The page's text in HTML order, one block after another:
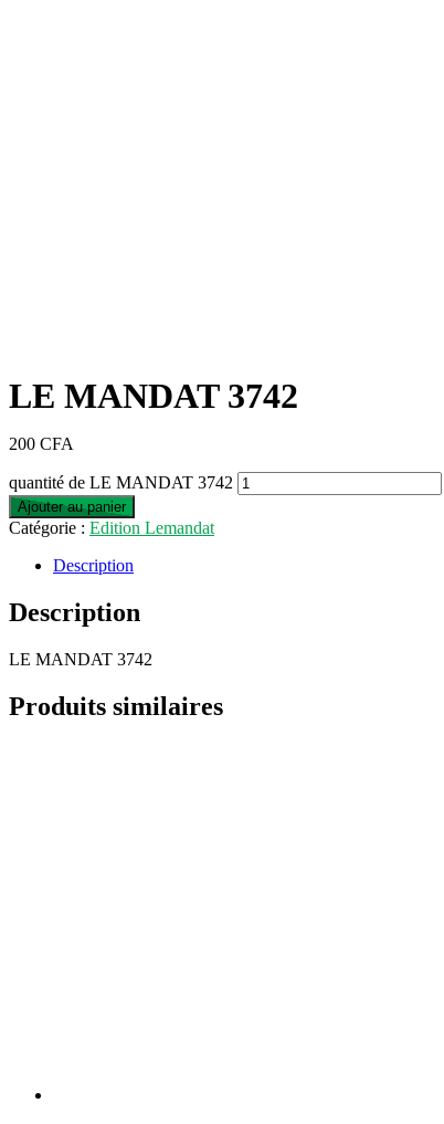
LE MANDAT 3742
200 CFA
quantité de LE MANDAT 3742
Ajouter au panier
Catégorie : Edition Lemandat
Description
Description
LE MANDAT 3742
Produits similaires